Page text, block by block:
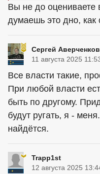
Вы не до
думаешь это дно, как
Сергей Аверченков
11 августа 2025
Все власти такие,
При любой власти
быть по другому.
будут ругать, я -
найдётся.
Trapp1st
12 августа 2025